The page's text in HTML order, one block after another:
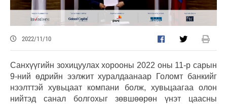
2022/11/10
Санхүүгийн зохицуулах хорооны 2022 оны 11-р сарын
9-ний өдрийн ээлжит хуралдаанаар Голомт банкийг
нээлттэй хувьцаат компани болж, хувьцаагаа олон
нийтэд санал болгохыг зөвшөөрөн үнэт цаасны